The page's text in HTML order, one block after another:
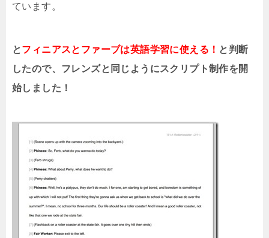
ています。
とフィニアスとファーブは英語学習に使える！ と判断
したので、フレンズと同じようにスクリプト制作を開
始しました！